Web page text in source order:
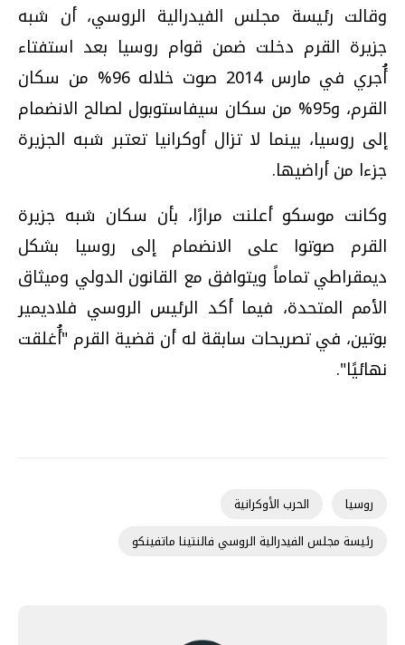
وقالت رئيسة مجلس الفيدرالية الروسي، أن شبه
جزيرة القرم دخلت ضمن قوام روسيا بعد استفتاء
أُجري في مارس 2014 صوت خلاله 96% من سكان
القرم، و95% من سكان سيفاستوبول لصالح الانضمام
إلى روسيا، بينما لا تزال أوكرانيا تعتبر شبه الجزيرة
جزءا من أراضيها.
وكانت موسكو أعلنت مرارًا، بأن سكان شبه جزيرة
القرم صوتوا على الانضمام إلى روسيا بشكل
ديمقراطي تماماً ويتوافق مع القانون الدولي وميثاق
الأمم المتحدة، فيما أكد الرئيس الروسي فلاديمير
بوتين، في تصريحات سابقة له أن قضية القرم "أُغلقت
نهائيًا".
روسيا
الحرب الأوكرانية
رئيسة مجلس الفيدرالية الروسي فالنتينا ماتفينكو